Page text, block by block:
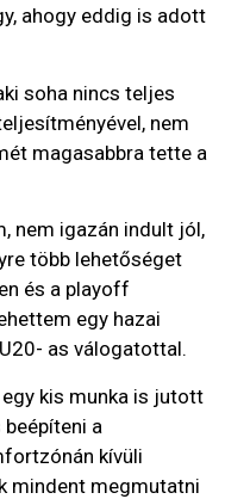
ahogy eddig is adott
soha nincs teljes
nem
magasabbra tette a
nem igazán indult jól,
több lehetőséget
és a playoff
egy hazai
as válogatottal.
kis munka is jutott
a
kívüli
mindent megmutatni